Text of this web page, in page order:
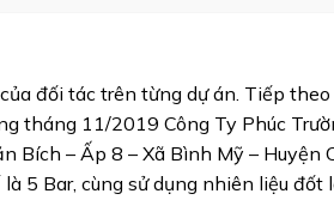
đối tác trên từng dự án. Tiếp
tháng 11/2019 Công Ty Phúc
Bích – Ấp 8 – Xã Bình Mỹ – Huyện
5 Bar, cùng sử dụng nhiên liệu đốt